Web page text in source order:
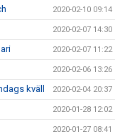
2020-02-10 09:14
2020-02-07 14:30
2020-02-07 11:22
2020-02-06 13:26
kväll 2020-02-04 20:37
2020-01-28 12:02
2020-01-27 08:41